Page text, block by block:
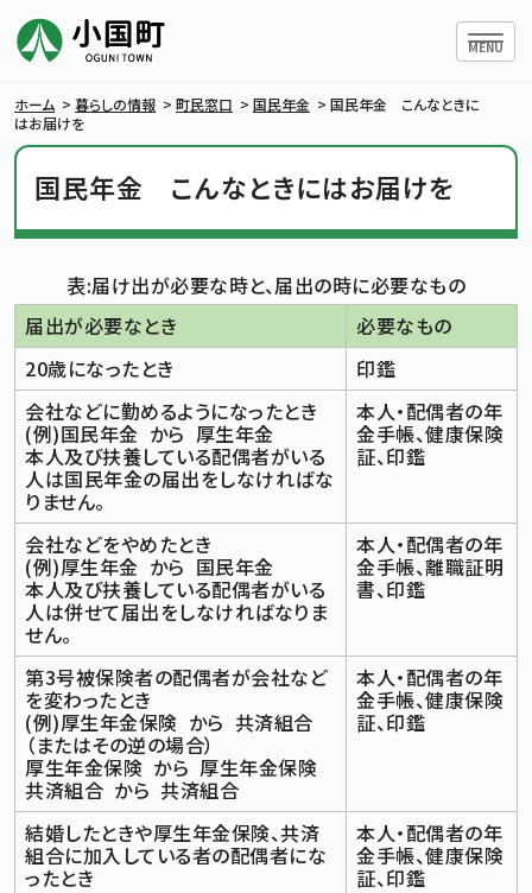
ハンバ
MENU
小国町について
行政情報
条例・規則
小国町議会
文字サイズ 標準
文字の大きさをもとの大きさに戻す
拡大
文字を大きくする
背景色変更 白 黒 青
Foreign Language
メニューを閉じる
ホーム > 暮らしの情報 > 町民窓口 > 国民年金 > 国民年金 こんなときに
はお届けを
国民年金 こんなときにはお届けを
表:届け出が必要な時と、届出の時に必要なもの
届出が必要なとき
必要なもの
20歳になったとき
印鑑
会社などに勤めるようになったとき
(例)国民年金 から 厚生年金
本人及び扶養している配偶者がいる
人は国民年金の届出をしなければな
りません。
本人・配偶者の年
金手帳、健康保険
証、印鑑
会社などをやめたとき
(例)厚生年金 から 国民年金
本人及び扶養している配偶者がいる
人は併せて届出をしなければなりま
せん。
本人・配偶者の年
金手帳、離職証明
書、印鑑
第3号被保険者の配偶者が会社など
を変わったとき
(例)厚生年金保険 から 共済組合
（またはその逆の場合）
厚生年金保険 から 厚生年金保険
共済組合 から 共済組合
本人・配偶者の年
金手帳、健康保険
証、印鑑
結婚したときや厚生年金保険、共済
組合に加入している者の配偶者にな
ったとき
本人・配偶者の年
金手帳、健康保険
証、印鑑